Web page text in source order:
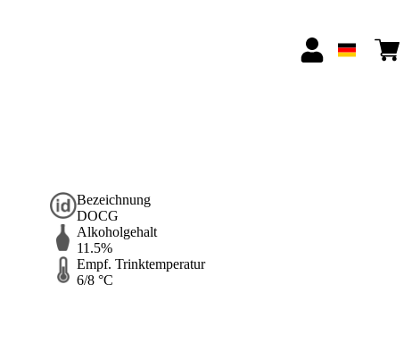
Bezeichnung
DOCG
Alkoholgehalt
11.5%
Empf. Trinktemperatur
6/8 °C